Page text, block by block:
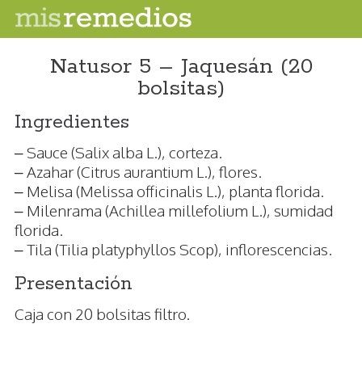
Natusor 5 – Jaquesán (20
bolsitas)
Ingredientes
– Sauce (Salix alba L.), corteza.
– Azahar (Citrus aurantium L.), flores.
– Melisa (Melissa officinalis L.), planta florida.
– Milenrama (Achillea millefolium L.), sumidad
florida.
– Tila (Tilia platyphyllos Scop), inflorescencias.
Presentación
Caja con 20 bolsitas filtro.